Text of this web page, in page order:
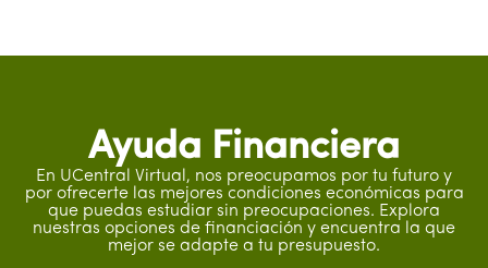
Ayuda Financiera
En UCentral Virtual, nos preocupamos por tu futuro y
por ofrecerte las mejores condiciones económicas para
que puedas estudiar sin preocupaciones. Explora
nuestras opciones de financiación y encuentra la que
mejor se adapte a tu presupuesto.